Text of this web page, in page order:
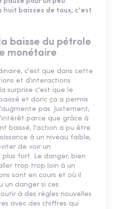
huit baisses de taux, c'est
baisse du pétrole
monétaire
c'est que dans cette
et d'interactions
surprise c'est que le
et donc ça a permis
pas. Justement,
parce que grâce à
baissé, l'action a pu être
à un niveau faible,
de voir un
fort. Le danger, bien
trop trop loin à un
sont en cours et où il
un danger si ces
à des règles nouvelles
avec des chiffres qui